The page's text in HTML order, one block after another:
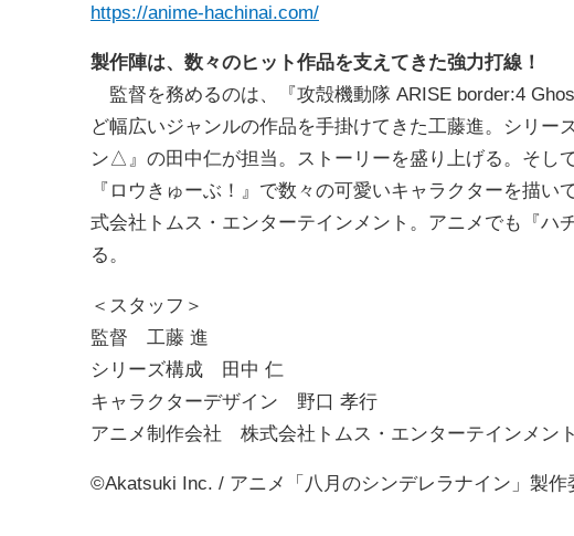
https://anime-hachinai.com/
製作陣は、数々のヒット作品を支えてきた強力打線！
監督を務めるのは、『攻殻機動隊 ARISE border:4
ど幅広いジャンルの作品を手掛けてきた工藤進。シリー
ン△』の田中仁が担当。ストーリーを盛り上げる。そし
『ロウきゅーぶ！』で数々の可愛いキャラクターを描
式会社トムス・エンターテインメント。アニメでも『ハ
る。
＜スタッフ＞
監督 工藤 進
シリーズ構成 田中 仁
キャラクターデザイン 野口 孝行
アニメ制作会社 株式会社トムス・エンターテインメント
©Akatsuki Inc. / アニメ「八月のシンデレラナイン」製作